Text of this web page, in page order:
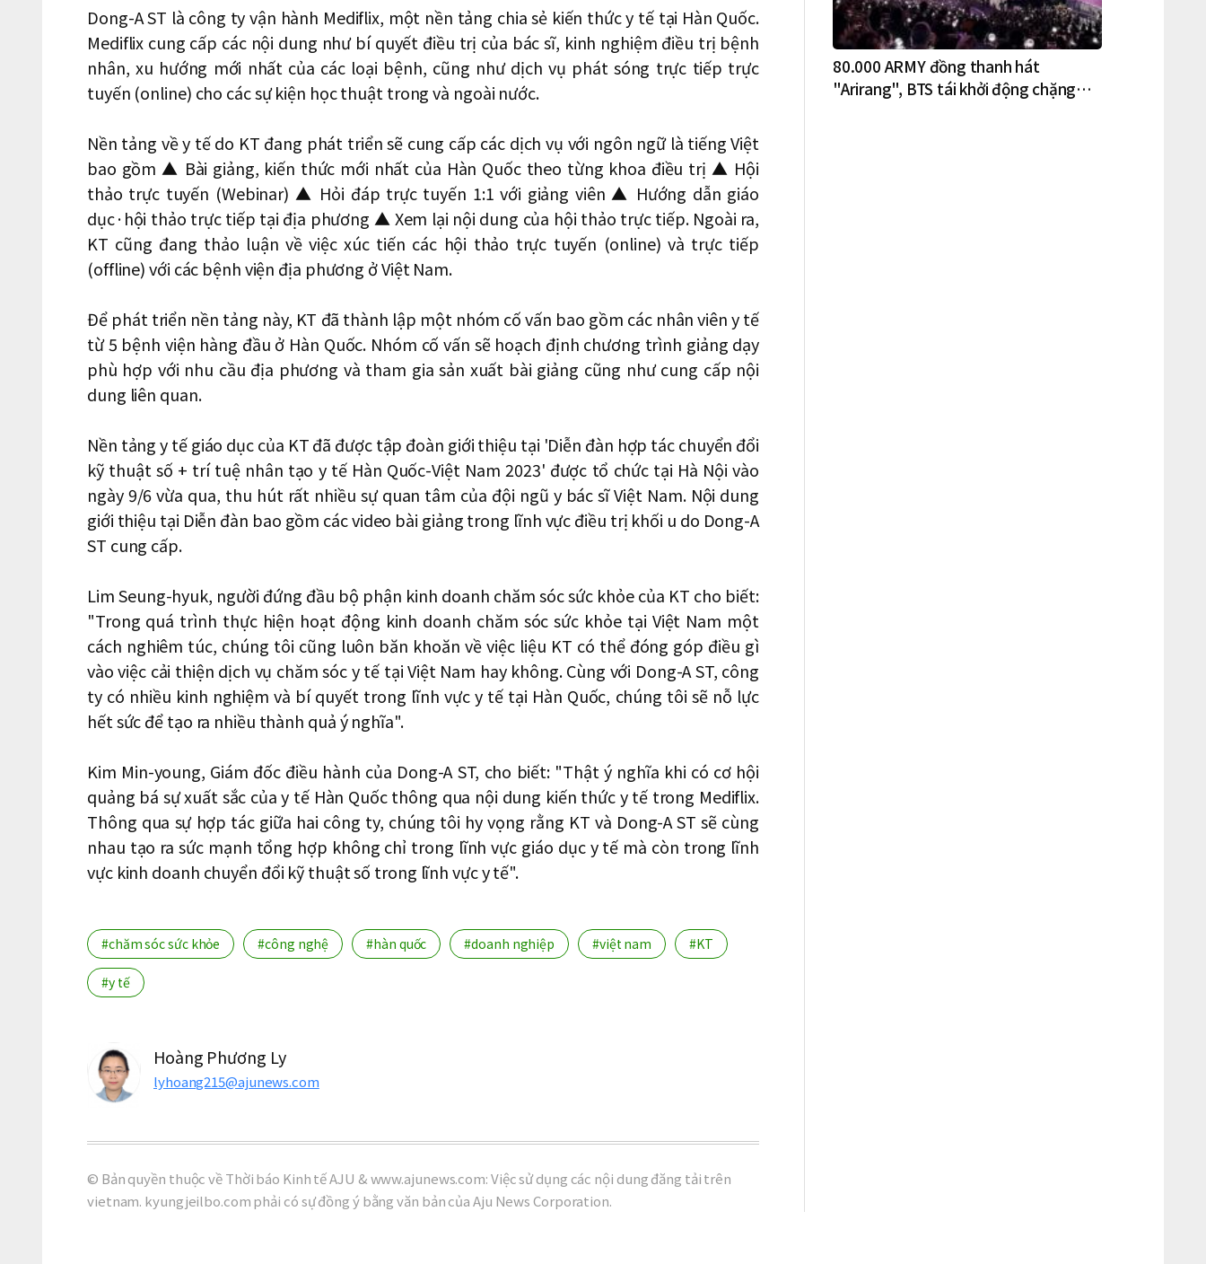
Dong-A ST là công ty vận hành Mediflix, một nền tảng chia sẻ kiến ​​thức y tế tại Hàn Quốc.
Mediflix cung cấp các nội dung như bí quyết điều trị của bác sĩ, kinh nghiệm điều trị bệnh
nhân, xu hướng mới nhất của các loại bệnh, cũng như dịch vụ phát sóng trực tiếp trực
tuyến (online) cho các sự kiện học thuật trong và ngoài nước.
Nền tảng về y tế do KT đang phát triển sẽ cung cấp các dịch vụ với ngôn ngữ là tiếng Việt
bao gồm ▲ Bài giảng, kiến thức mới nhất của Hàn Quốc theo từng khoa điều trị ▲ Hội
thảo trực tuyến (Webinar) ▲ Hỏi đáp trực tuyến 1:1 với giảng viên ▲ Hướng dẫn giáo
dục·hội thảo trực tiếp tại địa phương ▲ Xem lại nội dung của hội thảo trực tiếp. Ngoài ra,
KT cũng đang thảo luận về việc xúc tiến các hội thảo trực tuyến (online) và trực tiếp
(offline) với các bệnh viện địa phương ở Việt Nam.
Để phát triển nền tảng này, KT đã thành lập một nhóm cố vấn bao gồm các nhân viên y tế
từ 5 bệnh viện hàng đầu ở Hàn Quốc. Nhóm cố vấn sẽ hoạch định chương trình giảng dạy
phù hợp với nhu cầu địa phương và tham gia sản xuất bài giảng cũng như cung cấp nội
dung liên quan.
Nền tảng y tế giáo dục của KT đã được tập đoàn giới thiệu tại 'Diễn đàn hợp tác chuyển đổi
kỹ thuật số + trí tuệ nhân tạo y tế Hàn Quốc-Việt Nam 2023' được tổ chức tại Hà Nội vào
ngày 9/6 vừa qua, thu hút rất nhiều sự quan tâm của đội ngũ y bác sĩ Việt Nam. Nội dung
giới thiệu tại Diễn đàn bao gồm các video bài giảng trong lĩnh vực điều trị khối u do Dong-A
ST cung cấp.
Lim Seung-hyuk, người đứng đầu bộ phận kinh doanh chăm sóc sức khỏe của KT cho biết:
"Trong quá trình thực hiện hoạt động kinh doanh chăm sóc sức khỏe tại Việt Nam một
cách nghiêm túc, chúng tôi cũng luôn băn khoăn về việc liệu KT có thể đóng góp điều gì
vào việc cải thiện dịch vụ chăm sóc y tế tại Việt Nam hay không. Cùng với Dong-A ST, công
ty có nhiều kinh nghiệm và bí quyết trong lĩnh vực y tế tại Hàn Quốc, chúng tôi sẽ nỗ lực
hết sức để tạo ra nhiều thành quả ý nghĩa".
Kim Min-young, Giám đốc điều hành của Dong-A ST, cho biết: "Thật ý nghĩa khi có cơ hội
quảng bá sự xuất sắc của y tế Hàn Quốc thông qua nội dung kiến ​​​​thức y tế trong Mediflix.
Thông qua sự hợp tác giữa hai công ty, chúng tôi hy vọng rằng KT và Dong-A ST sẽ cùng
nhau tạo ra sức mạnh tổng hợp không chỉ trong lĩnh vực giáo dục y tế mà còn trong lĩnh
vực kinh doanh chuyển đổi kỹ thuật số trong lĩnh vực y tế".
#chăm sóc sức khỏe #công nghệ #hàn quốc #doanh nghiệp #việt nam #KT
#y tế
Hoàng Phương Ly
lyhoang215@ajunews.com
© Bản quyền thuộc về Thời báo Kinh tế AJU & www.ajunews.com: Việc sử dụng các nội dung đăng tải trên
vietnam. kyungjeilbo.com phải có sự đồng ý bằng văn bản của Aju News Corporation.
80.000 ARMY đồng thanh hát
"Arirang", BTS tái khởi động chặng